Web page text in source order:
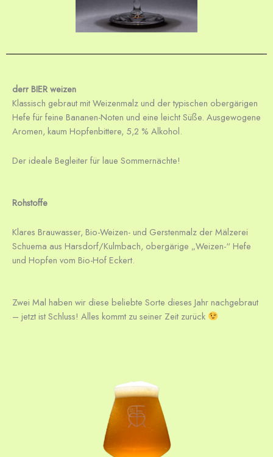
derr BIER weizen
Klassisch gebraut mit Weizenmalz und der typischen obergärigen
Hefe für feine Bananen-Noten und eine leicht Süße. Ausgewogene
Aromen, kaum Hopfenbittere, 5,2 % Alkohol.
Der ideale Begleiter für laue Sommernächte!
Rohstoffe
Klares Brauwasser, Bio-Weizen- und Gerstenmalz der Mälzerei
Schuema aus Harsdorf/Kulmbach, obergärige „Weizen-“ Hefe
und Hopfen vom Bio-Hof Eckert.
Zwei Mal haben wir diese beliebte Sorte dieses Jahr nachgebraut
– jetzt ist Schluss! Alles kommt zu seiner Zeit zurück